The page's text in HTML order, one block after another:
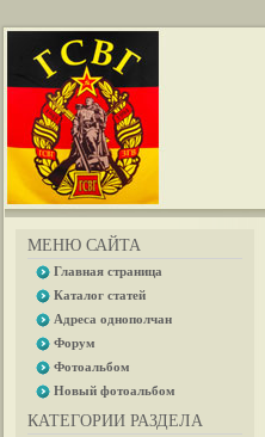
МЕНЮ САЙТА
Главная страница
Каталог статей
Адреса однополчан
Форум
Фотоальбом
Новый фотоальбом
КАТЕГОРИИ РАЗДЕЛА